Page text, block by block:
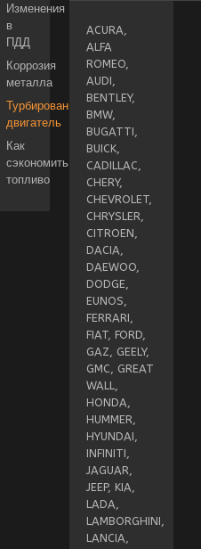
Изменения
в
ПДД
Коррозия
металла
Турбированный
двигатель
Как
сэкономить
топливо
ACURA,
ALFA
ROMEO,
AUDI,
BENTLEY,
BMW,
BUGATTI,
BUICK,
CADILLAC,
CHERY,
CHEVROLET,
CHRYSLER,
CITROEN,
DACIA,
DAEWOO,
DODGE,
EUNOS,
FERRARI,
FIAT, FORD,
GAZ, GEELY,
GMC, GREAT
WALL,
HONDA,
HUMMER,
HYUNDAI,
INFINITI,
JAGUAR,
JEEP, KIA,
LADA,
LAMBORGHINI,
LANCIA,